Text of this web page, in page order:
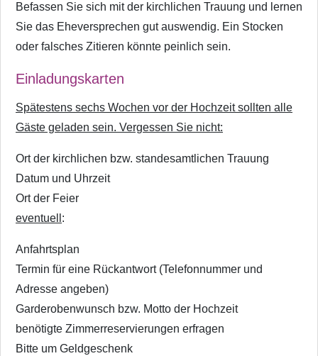
Befassen Sie sich mit der kirchlichen Trauung und lernen
Sie das Eheversprechen gut auswendig. Ein Stocken
oder falsches Zitieren könnte peinlich sein.
Einladungskarten
Spätestens sechs Wochen vor der Hochzeit sollten alle
Gäste geladen sein. Vergessen Sie nicht:
Ort der kirchlichen bzw. standesamtlichen Trauung
Datum und Uhrzeit
Ort der Feier
eventuell :
Anfahrtsplan
Termin für eine Rückantwort (Telefonnummer und
Adresse angeben)
Garderobenwunsch bzw. Motto der Hochzeit
benötigte Zimmerreservierungen erfragen
Bitte um Geldgeschenk